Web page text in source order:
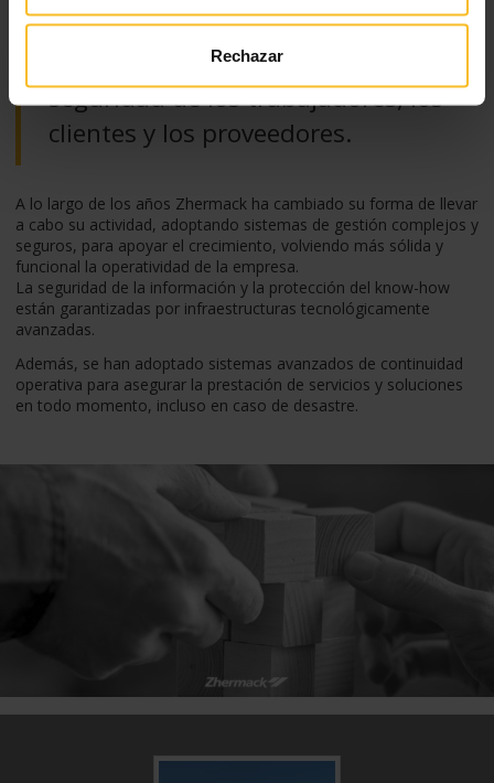
Rechazar
La inversión de Zhermack para la
seguridad de los trabajadores, los
clientes y los proveedores.
A lo largo de los años Zhermack ha cambiado su forma de llevar
a cabo su actividad, adoptando sistemas de gestión complejos y
seguros, para apoyar el crecimiento, volviendo más sólida y
funcional la operatividad de la empresa.
La seguridad de la información y la protección del know-how
están garantizadas por infraestructuras tecnológicamente
avanzadas.
Además, se han adoptado sistemas avanzados de continuidad
operativa para asegurar la prestación de servicios y soluciones
en todo momento, incluso en caso de desastre.